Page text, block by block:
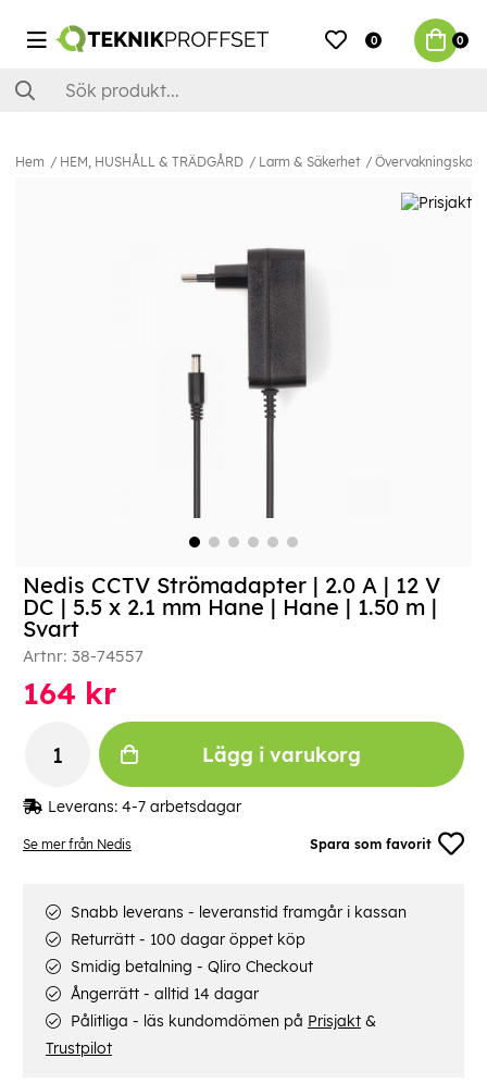
0 0
Hem HEM, HUSHÅLL & TRÄDGÅRD Larm & Säkerhet
Se mer från Nedis Spara som favorit
Nedis CCTV Strömadapter | 2.0 A | 12 V
DC | 5.5 x 2.1 mm Hane | Hane | 1.50 m |
Svart
Artnr: 38-74557
164 kr
Lägg i varukorg
Leverans: 4-7 arbetsdagar
Snabb leverans - leveranstid framgår i kassan
Returrätt - 100 dagar öppet köp
Smidig betalning - Qliro Checkout
Ångerrätt - alltid 14 dagar
Pålitliga - läs kundomdömen på Prisjakt &
Trustpilot